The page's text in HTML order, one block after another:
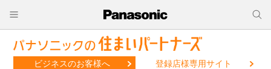
ビジネスのお客様へ 登録店様専用サイト